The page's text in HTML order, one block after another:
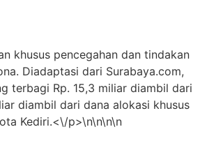
khusus pencegahan dan tindakan
Diadaptasi dari Surabaya.com,
terbagi Rp. 15,3 miliar diambil dari
diambil dari dana alokasi khusus
Kediri.<\/p>\n\n\n\n